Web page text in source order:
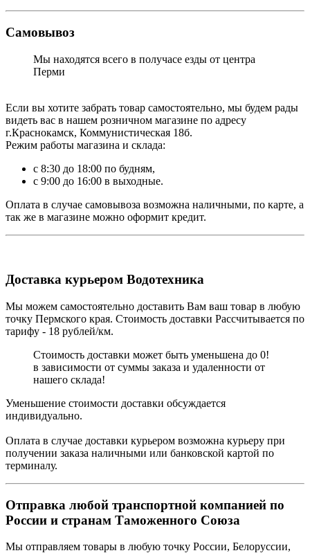
Самовывоз
Мы находятся всего в получасе езды от центра
Перми
Если вы хотите забрать товар самостоятельно, мы будем рады
видеть вас в нашем розничном магазине по адресу
г.Краснокамск, Коммунистическая 18б.
Режим работы магазина и склада:
с 8:30 до 18:00 по будням,
с 9:00 до 16:00 в выходные.
Оплата в случае самовывоза возможна наличными, по карте, а
так же в магазине можно оформит кредит.
Доставка курьером Водотехника
Мы можем самостоятельно доставить Вам ваш товар в любую
точку Пермского края. Стоимость доставки Рассчитывается по
тарифу - 18 рублей/км.
Стоимость доставки может быть уменьшена до 0!
в зависимости от суммы заказа и удаленности от
нашего склада!
Уменьшение стоимости доставки обсуждается
индивидуально.
Оплата в случае доставки курьером возможна курьеру при
получении заказа наличными или банковской картой по
терминалу.
Отправка любой транспортной компанией по
России и странам Таможенного Союза
Мы отправляем товары в любую точку России, Белоруссии,